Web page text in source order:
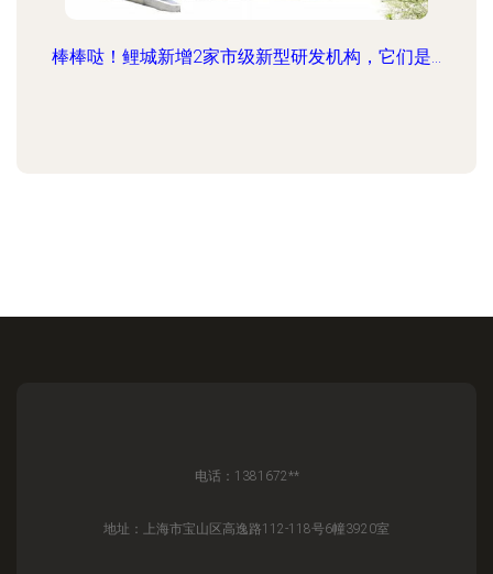
棒棒哒！鲤城新增2家市级新型研发机构，它们是...
电话：1381672**
地址：上海市宝山区高逸路112-118号6幢3920室